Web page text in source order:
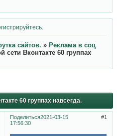
сайтов. » Реклама в соц
сети Вконтакте 60 группах
60 группах навсегда.
Поделиться 1
2021-03-15
17:56:30